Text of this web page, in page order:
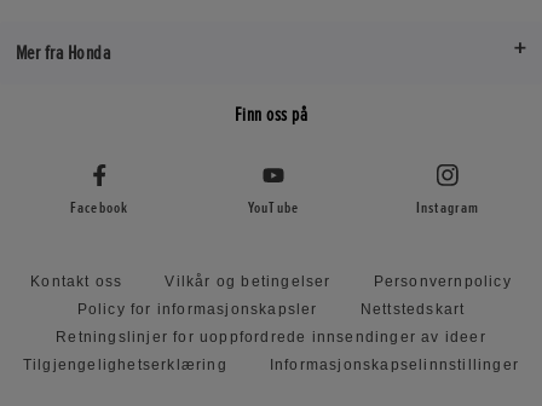
Mer fra Honda
Finn oss på
Facebook YouTube Instagram
Kontakt oss Vilkår og betingelser
Personvernpolicy
Policy for informasjonskapsler
Nettstedskart
Retningslinjer for uoppfordrede innsendinger av ideer
Tilgjengelighetserklæring
Informasjonskapselinnstillinger